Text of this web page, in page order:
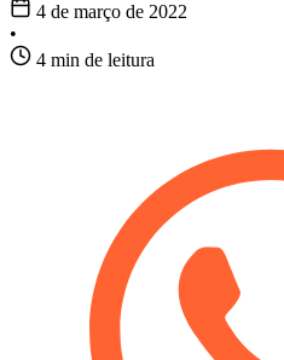
4 de março de 2022
•
4 min de leitura